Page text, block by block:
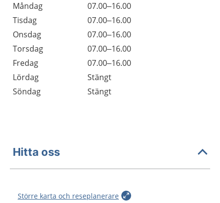
Dag
Öppettider
Kommentarer
Måndag
07.00–16.00
Tisdag
07.00–16.00
Onsdag
07.00–16.00
Torsdag
07.00–16.00
Fredag
07.00–16.00
Lördag
Stängt
Söndag
Stängt
Hitta oss
Större karta och reseplanerare